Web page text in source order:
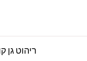
ריהוט גן